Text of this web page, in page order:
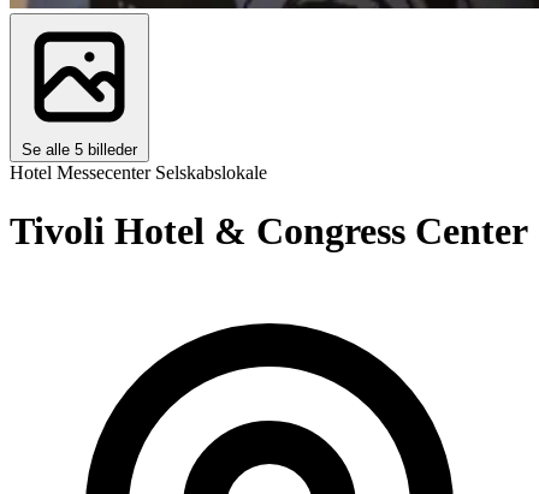
Se alle 5 billeder
Hotel Messecenter Selskabslokale
Tivoli Hotel & Congress Center